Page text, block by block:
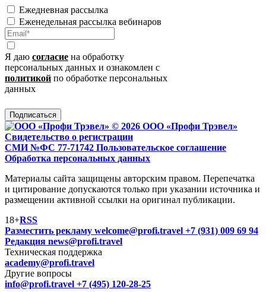
Ежедневная рассылка
Еженедельная рассылка вебинаров
Я даю согласие на обработку
персональных данных и ознакомлен с
политикой по обработке персональных
данных
Подписаться
© 2026 ООО «Профи Трэвeл»
Свидетельство о регистрации
СМИ №ФС 77-71742 Пользовательское соглашение
Обработка персональных данных
Материалы сайта защищены авторским правом. Перепечатка
и цитирование допускаются только при указании источника и
размещении активной ссылки на оригинал публикации.
18+RSS
Разместить рекламу welcome@profi.travel +7 (931) 009 69 94
Редакция news@profi.travel
Техническая поддержка
academy@profi.travel
Другие вопросы
info@profi.travel +7 (495) 120-28-25